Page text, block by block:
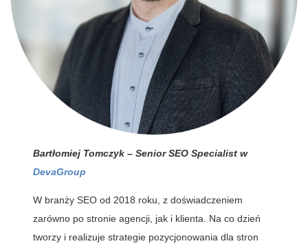
Bartłomiej Tomczyk – Senior SEO Specialist w
DevaGroup
W branży SEO od 2018 roku, z doświadczeniem
zarówno po stronie agencji, jak i klienta. Na co dzień
tworzy i realizuje strategie pozycjonowania dla stron